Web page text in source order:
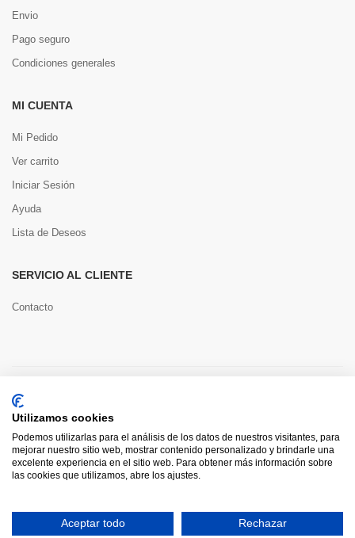
Envio
Pago seguro
Condiciones generales
MI CUENTA
Mi Pedido
Ver carrito
Iniciar Sesión
Ayuda
Lista de Deseos
SERVICIO AL CLIENTE
Contacto
0
Utilizamos cookies
Podemos utilizarlas para el análisis de los datos de nuestros visitantes, para
mejorar nuestro sitio web, mostrar contenido personalizado y brindarle una
excelente experiencia en el sitio web. Para obtener más información sobre
las cookies que utilizamos, abre los ajustes.
Aceptar todo Rechazar